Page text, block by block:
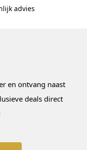
advies
en ontvang naast
deals direct